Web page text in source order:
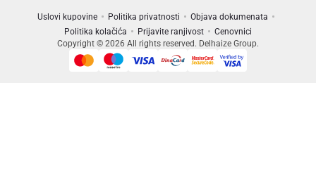
Uslovi kupovine Politika privatnosti
Objava dokumenata
Politika kolačića
Prijavite ranjivost
Cenovnici
Copyright © 2026 All rights reserved. Delhaize Group.